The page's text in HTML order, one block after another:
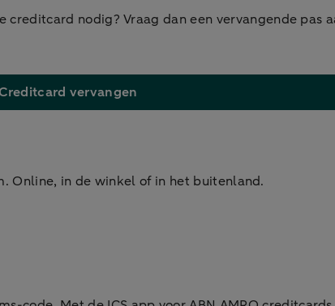
nodig? Vraag dan een vervangende pas
vervangen
Online, in de winkel of in het buitenland.